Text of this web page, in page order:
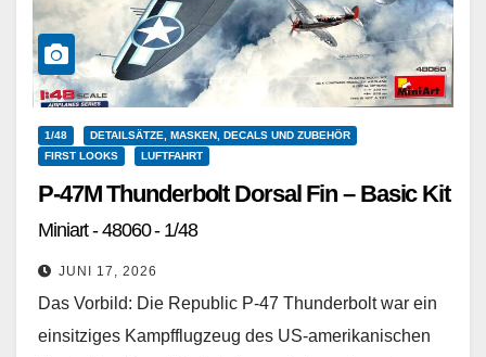
1/48
DETAILSÄTZE, MASKEN, DECALS UND ZUBEHÖR
FIRST LOOKS
LUFTFAHRT
P-47M Thunderbolt Dorsal Fin – Basic Kit
Miniart - 48060 - 1/48
JUNI 17, 2026
Das Vorbild: Die Republic P-47 Thunderbolt war ein
einsitziges Kampfflugzeug des US-amerikanischen